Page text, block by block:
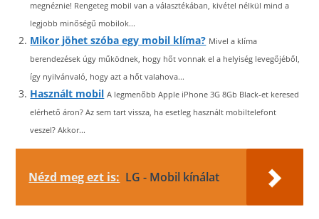
megnéznie! Rengeteg mobil van a választékában, kivétel nélkül mind a
legjobb minőségű mobilok...
Mikor jöhet szóba egy mobil klíma? Mivel a klíma
berendezések úgy működnek, hogy hőt vonnak el a helyiség levegőjéből,
így nyilvánvaló, hogy azt a hőt valahova...
Használt mobil A legmenőbb Apple iPhone 3G 8Gb Black-et keresed
elérhető áron? Az sem tart vissza, ha esetleg használt mobiltelefont
veszel? Akkor...
Nézd meg ezt is: LG - Mobil kínálat